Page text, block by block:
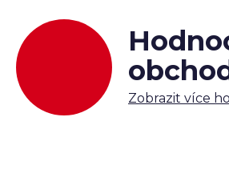
Zobrazit více